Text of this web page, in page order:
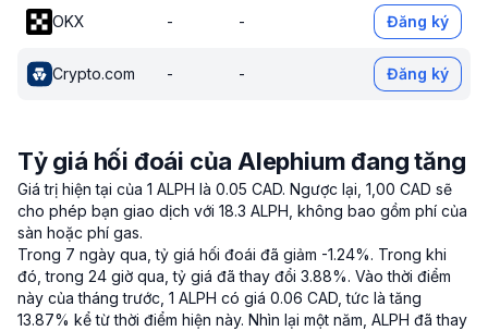
OKX - - Đăng ký
Crypto.com - - Đăng ký
Tỷ giá hối đoái của Alephium đang tăng
Giá trị hiện tại của 1 ALPH là 0.05 CAD. Ngược lại, 1,00 CAD sẽ
cho phép bạn giao dịch với 18.3 ALPH, không bao gồm phí của
sàn hoặc phí gas.
Trong 7 ngày qua, tỷ giá hối đoái đã giảm -1.24%. Trong khi
đó, trong 24 giờ qua, tỷ giá đã thay đổi 3.88%. Vào thời điểm
này của tháng trước, 1 ALPH có giá 0.06 CAD, tức là tăng
13.87% kể từ thời điểm hiện này. Nhìn lại một năm, ALPH đã thay